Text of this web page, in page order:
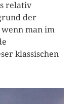
relativ
der
man im
klassischen